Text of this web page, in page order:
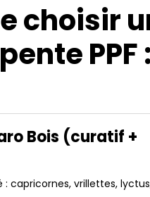
choisir
PPF :
Bois (curatif +
capricornes, vrillettes,